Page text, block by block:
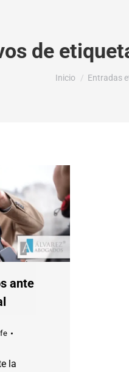
de
Estás aquí:
Inicio Entradas
ante
la